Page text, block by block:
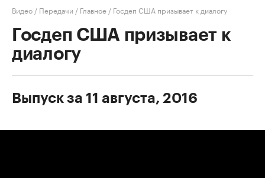
Видео / Передачи / Главное / Госдеп США призывает к диалогу
Госдеп США призывает к
диалогу
Выпуск за 11 августа, 2016